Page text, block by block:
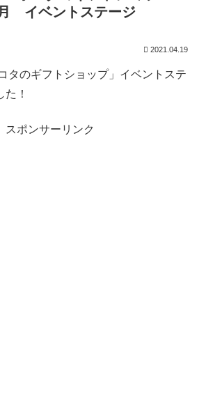
イベントステージ
2021.04.19
タのギフトショップ」イベントステ
！
スポンサーリンク